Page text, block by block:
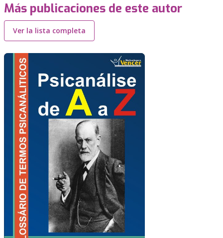
Más publicaciones de este autor
Ver la lista completa